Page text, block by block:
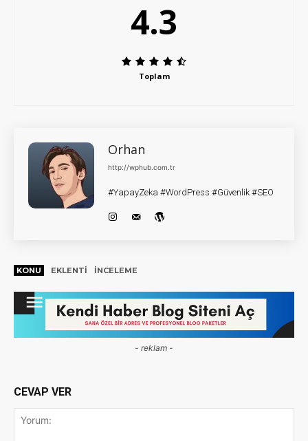
4.3
Toplam
Orhan
http://wphub.com.tr
#YapayZeka #WordPress #Güvenlik #SEO
KONU EKLENTI INCELEME
- reklam -
CEVAP VER